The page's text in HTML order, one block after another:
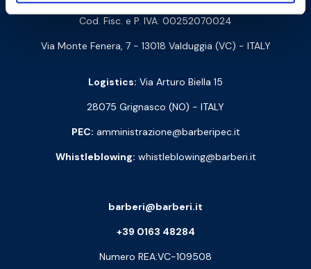
Cod. Fisc. e P. IVA: 00252070024
Via Monte Fenera, 7 - 13018 Valduggia (VC) - ITALY
Logistics: Via Arturo Biella 15
28075 Grignasco (NO) - ITALY
PEC: amministrazione@barberipec.it
Whistleblowing: whistleblowing@barberi.it
barberi@barberi.it
+39 0163 48284
Numero REA:VC-109508